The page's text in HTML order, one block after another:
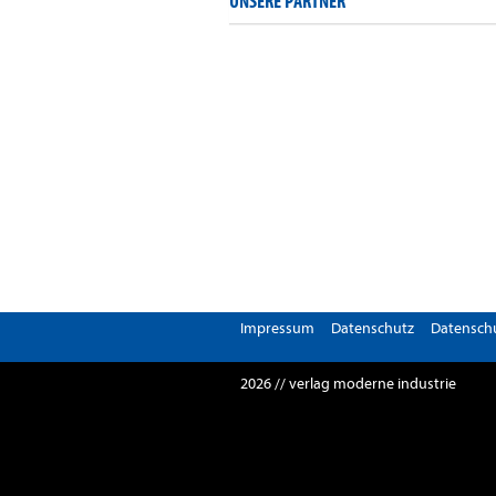
Impressum Datenschutz
2026 // verlag moderne industrie